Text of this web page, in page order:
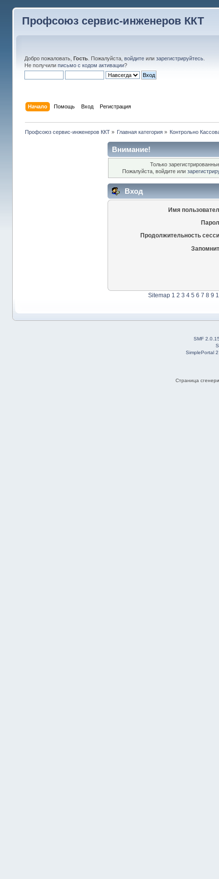
Профсоюз сервис-инженеров ККТ
Добро пожаловать, Гость. Пожалуйста, войдитеили зарегистрируйтесь.
Не получили письмо с кодом активации?
Начало Помощь Вход Регистрация
Профсоюз сервис-инженеров ККТ» Главная категория » Контрольно
Внимание!
Только
Пожалуйста, войдите или
Вход
Имя
Продолжительность
Sitemap 1 2 3 4 5 6 7 8 9
SMF
SimplePortal
Страница